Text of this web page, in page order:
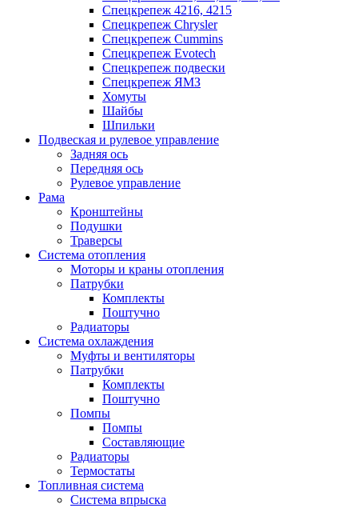
Спецкрепеж 4216, 4215
Спецкрепеж Chrysler
Спецкрепеж Cummins
Спецкрепеж Evotech
Спецкрепеж подвески
Спецкрепеж ЯМЗ
Хомуты
Шайбы
Шпильки
Подвеская и рулевое управление
Задняя ось
Передняя ось
Рулевое управление
Рама
Кронштейны
Подушки
Траверсы
Система отопления
Моторы и краны отопления
Патрубки
Комплекты
Поштучно
Радиаторы
Система охлаждения
Муфты и вентиляторы
Патрубки
Комплекты
Поштучно
Помпы
Помпы
Составляющие
Радиаторы
Термостаты
Топливная система
Система впрыска